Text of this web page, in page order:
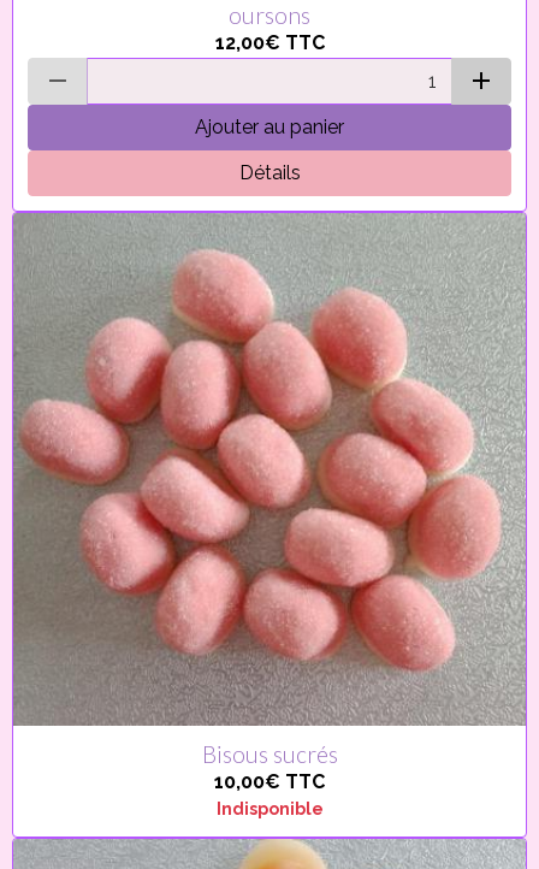
oursons
12,00€ TTC
Ajouter au panier
Détails
Bisous sucrés
10,00€ TTC
Indisponible